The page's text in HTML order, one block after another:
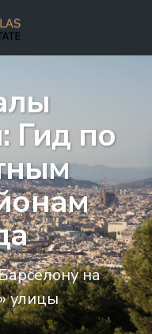
Гид по
на
улицы